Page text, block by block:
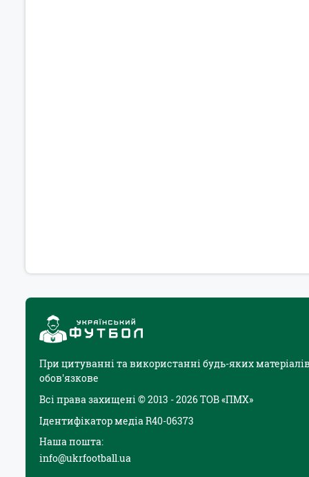
При цитуванні та використанні будь-яких
обов'язкове
Всі права захищені © 2013 - 2026 ТОВ «ПМХ»
Ідентифікатор медіа R40-06373
Наша пошта:
info@ukrfootball.ua